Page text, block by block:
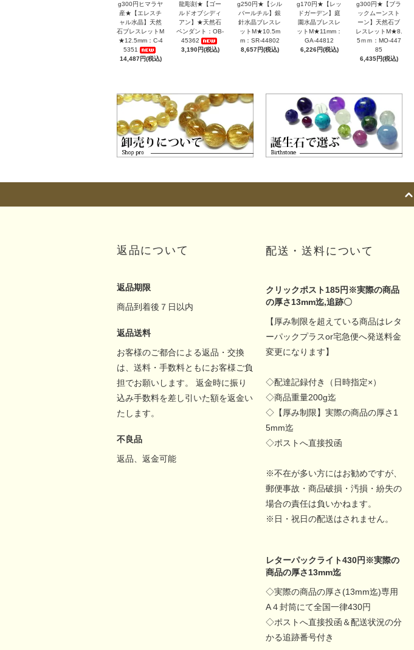
g300円ヒマラヤ
産★【エレスチ
ャル水晶】天然
石ブレスレットM
★12.5mm：C-4
5351
14,487円(税込)
龍彫刻★【ゴー
ルドオブシディ
アン】★天然石
ペンダント：OB-
45362
3,190円(税込)
g250円★【シル
バールチル】銀
針水晶ブレスレ
ットM★10.5m
m：SR-44802
8,657円(税込)
g170円★【レッ
ドガーデン】庭
園水晶ブレスレ
ットM★11mm：
GA-44812
6,226円(税込)
g300円★【ブラ
ックムーンスト
ーン】天然石ブ
レスレットM★8.
5ｍｍ：MO-447
85
6,435円(税込)
返品について
返品期限
商品到着後７日以内
返品送料
お客様のご都合による返品・交換
は、送料・手数料ともにお客様ご負
担でお願いします。 返金時に振り
込み手数料を差し引いた額を返金い
たします。
不良品
返品、返金可能
配送・送料について
クリックポスト185円※実際の商品
の厚さ13mm迄,追跡〇
【厚み制限を超えている商品はレタ
ーパックプラスor宅急便へ発送料金
変更になります】
◇配達記録付き（日時指定×）
◇商品重量200g迄
◇【厚み制限】実際の商品の厚さ1
5mm迄
◇ポストへ直接投函
※不在が多い方にはお勧めですが、
郵便事故・商品破損・汚損・紛失の
場合の責任は負いかねます。
※日・祝日の配送はされません。
レターパックライト430円※実際の
商品の厚さ13mm迄
◇実際の商品の厚さ(13mm迄)専用
A４封筒にて全国一律430円
◇ポストへ直接投函＆配送状況の分
かる追跡番号付き